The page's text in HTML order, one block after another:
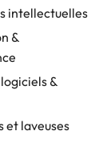
intellectuelles
&
&
et laveuses